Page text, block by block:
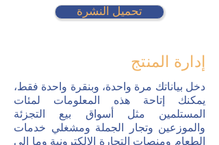
تحميل النشرة
إدارة المنتج
دخل بياناتك مرة واحدة، وبنقرة واحدة فقط،
يمكنك إتاحة هذه المعلومات لمئات
المستلمين مثل أسواق بيع التجزئة
والموزعين وتجار الجملة ومشغلي خدمات
الطعام ومنصات التجارة الإلكترونية وما إلى